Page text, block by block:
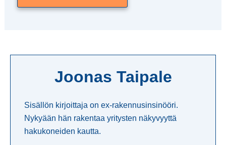
Joonas Taipale
Sisällön kirjoittaja on ex-rakennusinsinööri.
Nykyään hän rakentaa yritysten näkyvyyttä
hakukoneiden kautta.